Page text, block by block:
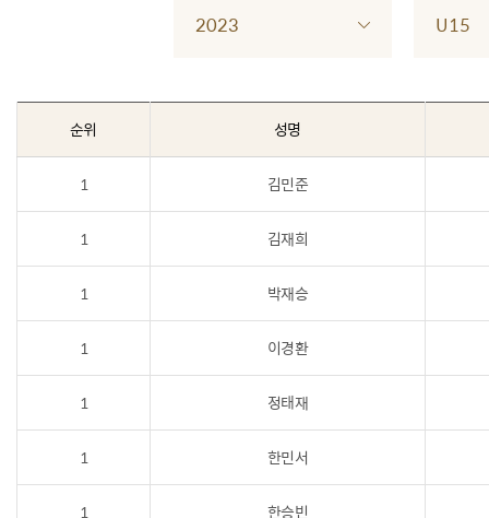
2023 U15
순위 성명
1 김민준
1 김재희
1 박재승
1 이경환
1 정태재
1 한민서
1 한승빈